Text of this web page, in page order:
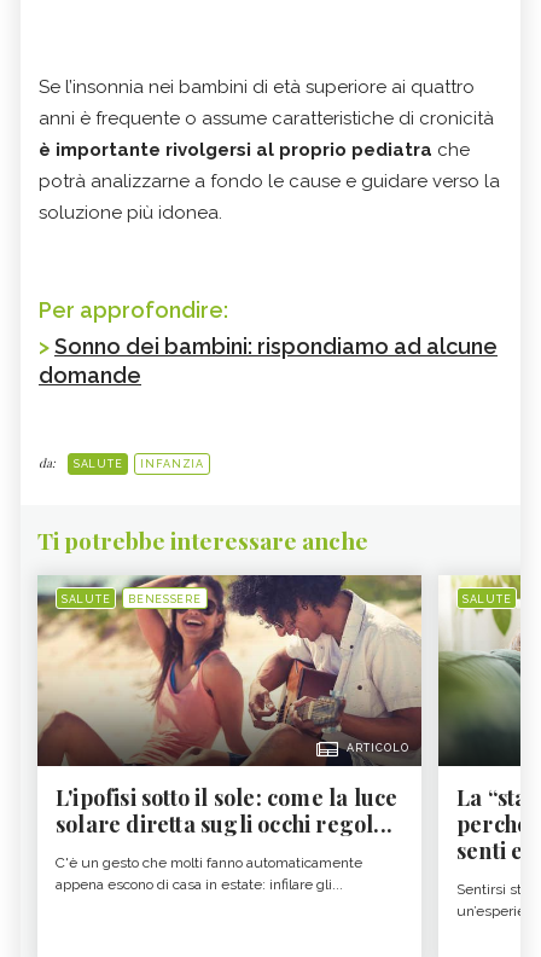
Se l’insonnia nei bambini di età superiore ai quattro
anni è frequente o assume caratteristiche di cronicità
è importante rivolgersi al proprio pediatra che
potrà analizzarne a fondo le cause e guidare verso la
soluzione più idonea.
Per approfondire:
>Sonno dei bambini: rispondiamo ad alcune
domande
da: SALUTE INFANZIA
Ti potrebbe interessare anche
SALUTE BENESSERE
ARTICOLO
L'ipofisi sotto il sole: come la luce
solare diretta sugli occhi regol...
C'è un gesto che molti fanno automaticamente
appena escono di casa in estate: infilare gli...
SALUTE
La
perché
senti
Sentirsi